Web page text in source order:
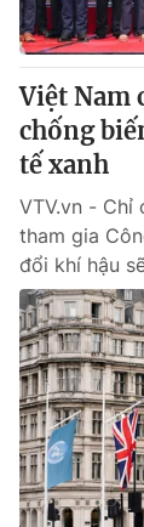
Việt Nam
chống
tế xanh
VTV.vn - Chỉ
tham gia
đổi khí hậu